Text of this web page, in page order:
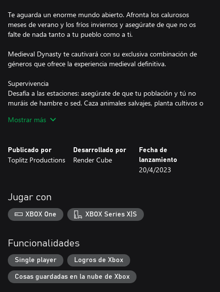
Te aguarda un enorme mundo abierto. Afronta los calurosos
meses de verano y los fríos inviernos y asegúrate de que no os
falte de nada tanto a tu pueblo como a ti.
Medieval Dynasty te cautivará con su exclusiva combinación de
géneros que ofrece la experiencia medieval definitiva.
Supervivencia
Desafía a las estaciones: asegúrate de que tu población y tú no
muráis de hambre o sed. Caza animales salvajes, planta cultivos o
adecuadas, ya sea cazando, talando árboles, cosechando o
construyendo. Pero presta atención al desgaste para que tu pico
no se quede inutilizable en mitad de la nada.
Juego de rol
Vive y aprende: desarrolla tu personaje, especialízate o
conviértete en un auténtico comodín mientras interactúas con los
PNJ, cuidas de tu familia, exploras el exuberante mundo o realizas
Funda una aldea: eres planificador urbano, constructor y
guardabosques, ¡todo en uno! Coordina la distribución, gestiona
a los residentes, reúne recursos, produce mercancías y comercia
Mostrar más
Publicado por
Toplitz Productions
Desarrollado por
Render Cube
Fecha de
lanzamiento
20/4/2023
Jugar con
XBOX One XBOX Series X|S
Funcionalidades
Single player Logros de Xbox
Cosas guardadas en la nube de Xbox